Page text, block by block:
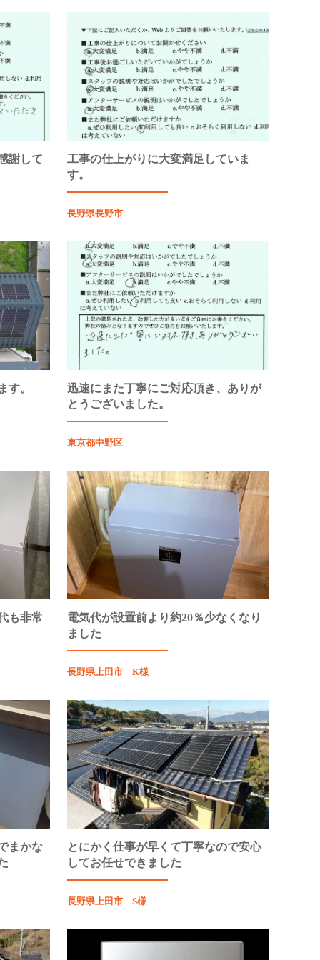
謝して
工事の仕上がりに大変満足していま
す。
長野県長野市
す。
迅速にまた丁寧にご対応頂き、ありが
とうございました。
東京都中野区
も非常
電気代が設置前より約20％少なくなり
ました
長野県上田市 K様
まかな
とにかく仕事が早くて丁寧なので安心
してお任せできました
長野県上田市 S様